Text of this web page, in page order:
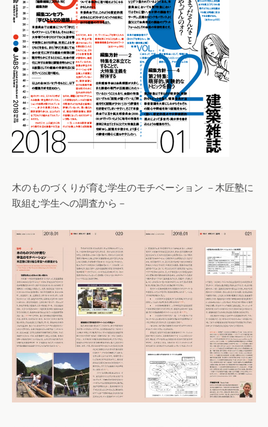
木のものづくりが育む学生のモチベーション －木匠塾に
取組む学生への調査から－